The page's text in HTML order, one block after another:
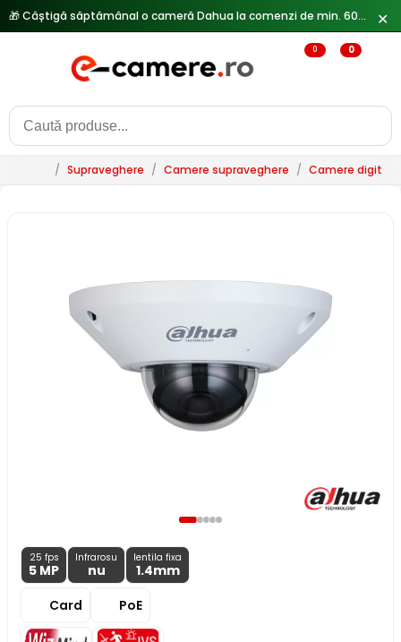
✕
0 0
/ Supraveghere / Camere supraveghere / Camere digitale
25 fps
5 MP
Infrarosu
nu
lentila fixa
1.4mm
Card
PoE